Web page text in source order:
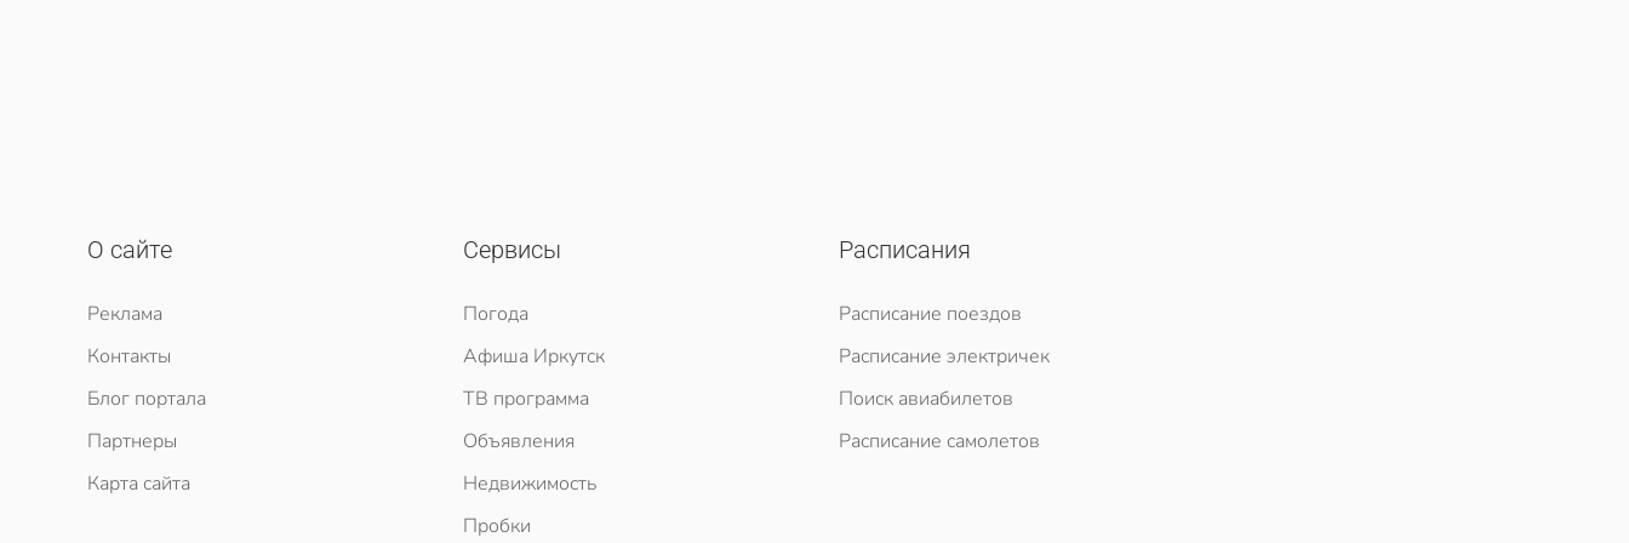
О сайте
Реклама
Контакты
Блог портала
Партнеры
Карта сайта
Сервисы
Погода
Афиша Иркутск
ТВ программа
Объявления
Недвижимость
Пробки
Расписания
Расписание поездов
Расписание электричек
Поиск авиабилетов
Расписание самолетов